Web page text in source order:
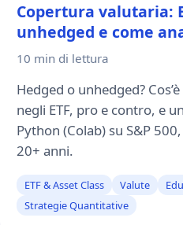
Copertura valutaria:
unhedged e come
10 min di lettura
Hedged o unhedged?
negli ETF, pro e contro, e
Python (Colab) su S&P
20+ anni.
ETF & Asset Class Valute
Strategie Quantitative